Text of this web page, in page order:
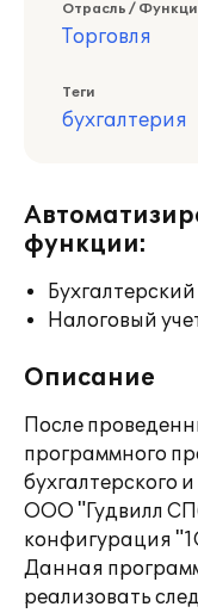
Отрасль /
Торговля
Теги
бухгалтерия
функции:
Бухгалтерский
Налоговый
Описание
После
программного
бухгалтерского
ООО "Гудвилл
конфигурация
Данная
реализовать